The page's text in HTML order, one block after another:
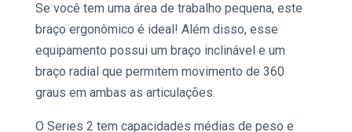
Se você tem uma área de trabalho pequena, este
braço ergonômico é ideal! Além disso, esse
equipamento possui um braço inclinável e um
braço radial que permitem movimento de 360 ​​
graus em ambas as articulações.
O Series 2 tem capacidades médias de peso e